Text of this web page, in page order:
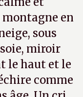
en
sous
miroir
le haut et le
comme